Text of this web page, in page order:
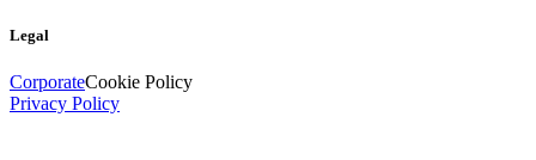
Legal
CorporateCookie Policy
Privacy Policy